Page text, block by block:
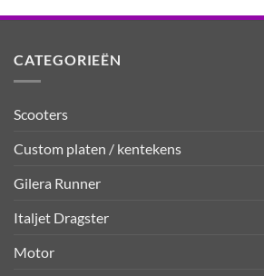
CATEGORIEËN
Scooters
Custom platen / kentekens
Gilera Runner
Italjet Dragster
Motor